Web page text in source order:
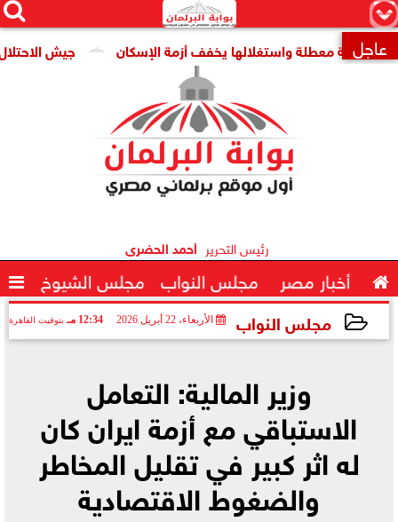
×


 عاجل جيش الاحتلال: مقتل جنديين معطلة واستغلالها يخفف أزمة الإسكان
رئيس التحرير أحمد الحضرى
 أخبار مصر مجلس النواب مجلس الشيوخ 
مجلس النواب الأربعاء، 22 أبريل 2026 12:34 مـ بتوقيت القاهرة
وزير المالية: التعامل
الاستباقي مع أزمة ايران كان
له اثر كبير في تقليل المخاطر
والضغوط الاقتصادية